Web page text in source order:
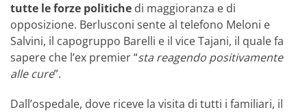
tutte le forze politiche di maggioranza e di
opposizione. Berlusconi sente al telefono Meloni e
Salvini, il capogruppo Barelli e il vice Tajani, il quale fa
sapere che l’ex premier “sta reagendo positivamente
alle cure”.
Dall’ospedale, dove riceve la visita di tutti i familiari, il